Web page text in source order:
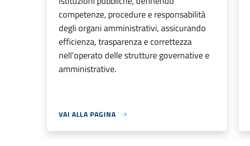
competenze, procedure e responsabilità
degli organi amministrativi, assicurando
efficienza, trasparenza e correttezza
nell'operato delle strutture governative e
amministrative.
VAI ALLA PAGINA